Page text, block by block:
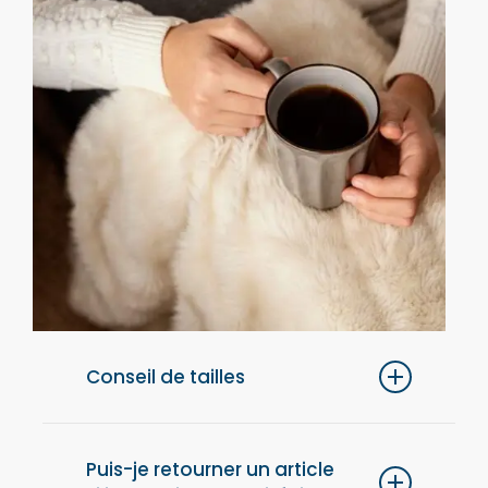
Conseil de tailles
conseillons de choisir une taille au-dessus
Puis-je retourner un article